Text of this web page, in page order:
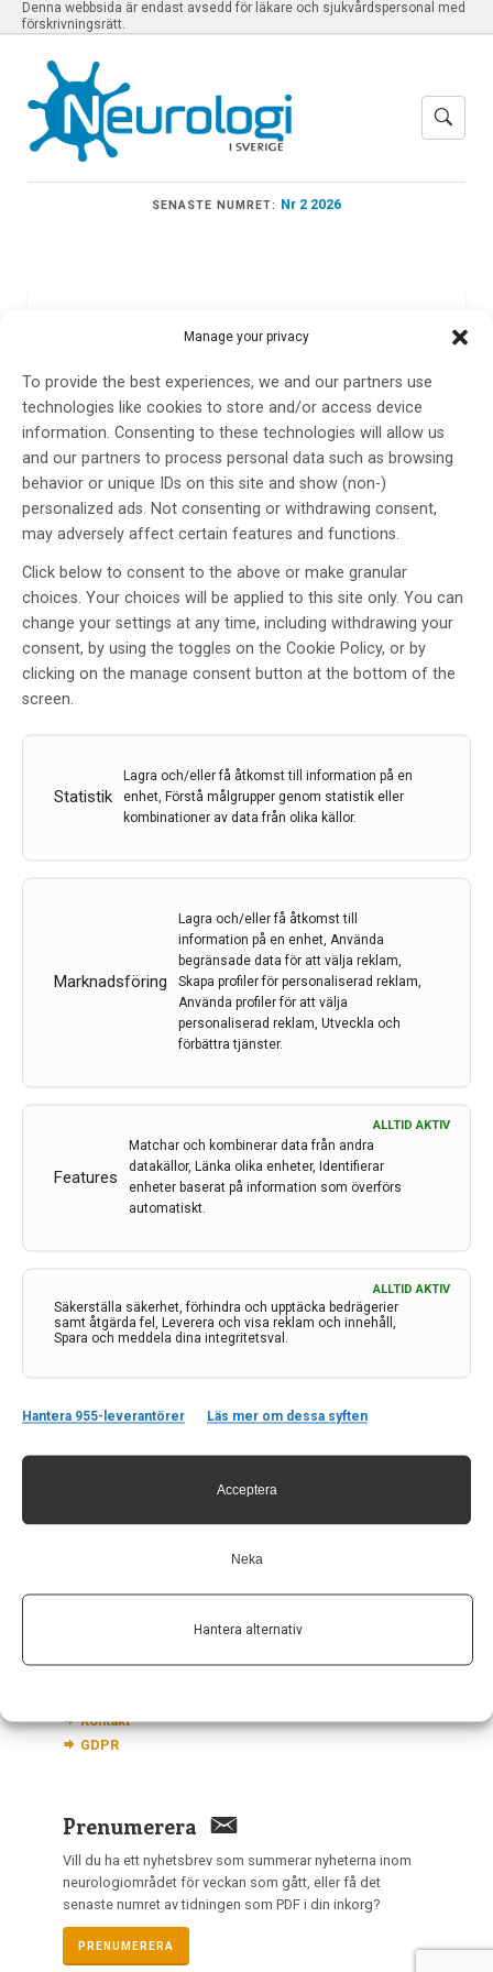
Manage your privacy
To provide the best experiences, we and our partners use
technologies like cookies to store and/or access device
information. Consenting to these technologies will allow us
and our partners to process personal data such as browsing
behavior or unique IDs on this site and show (non-)
personalized ads. Not consenting or withdrawing consent,
may adversely affect certain features and functions.
Click below to consent to the above or make granular
choices. Your choices will be applied to this site only. You can
change your settings at any time, including withdrawing your
consent, by using the toggles on the Cookie Policy, or by
clicking on the manage consent button at the bottom of the
screen.
Statistik
Lagra och/eller få åtkomst till information på en
enhet, Förstå målgrupper genom statistik eller
kombinationer av data från olika källor.
Marknadsföring
Lagra och/eller få åtkomst till
information på en enhet, Använda
begränsade data för att välja reklam,
Skapa profiler för personaliserad reklam,
Använda profiler för att välja
personaliserad reklam, Utveckla och
förbättra tjänster.
Features
ALLTID AKTIV
Matchar och kombinerar data från andra
datakällor, Länka olika enheter, Identifierar
enheter baserat på information som överförs
automatiskt.
Säkerställa säkerhet, förhindra och upptäcka bedrägerier
samt åtgärda fel, Leverera och visa reklam och innehåll,
Spara och meddela dina integritetsval.
ALLTID AKTIV
Hantera 955-leverantörer Läs mer om dessa syften
Acceptera
Neka
Hantera alternativ
Denna webbsida är endast avsedd för läkare och sjukvårdspersonal med
förskrivningsrätt.
SENASTE NUMRET: Nr 2 2026
Meny
AAN 2021
AAN 2021 – Virtual meeting 17 – 22
april
AvMagnhild Sandberg
AAN 2021,Kongressreferat
Magnhild
Sandberg
datorskärm fanns Magnhild Sandberg, docent i
neurologi och överläkare vid Universitetssjukhuset i
Lund, som här bidrar med sin personliga och lärorika
sammanfattning.
Neurologi i Sverige
Hagaplan 4
Länkar
Om Neurologi i Sverige
Annonsering
Kontakt
GDPR
Prenumerera
Vill du ha ett nyhetsbrev som summerar nyheterna inom
neurologiområdet för veckan som gått, eller få det
senaste numret av tidningen som PDF i din inkorg?
PRENUMERERA